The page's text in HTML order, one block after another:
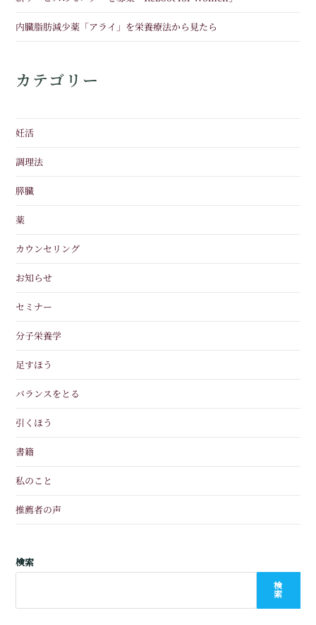
内臓脂肪減少薬「アライ」を栄養療法から見たら
カテゴリー
妊活
調理法
膵臓
薬
カウンセリング
お知らせ
セミナー
分子栄養学
足すほう
バランスをとる
引くほう
書籍
私のこと
推薦者の声
検索
検
索